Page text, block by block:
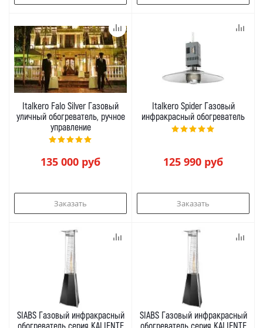
Italkero Falo Silver Газовый
уличный обогреватель, ручное
управление
135 000 руб
Заказать
Italkero Spider Газовый
инфракрасный обогреватель
125 990 руб
Заказать
SIABS Газовый инфракрасный
обогреватель серия KALIENTE
SIABS Газовый инфракрасный
обогреватель серия KALIENTE